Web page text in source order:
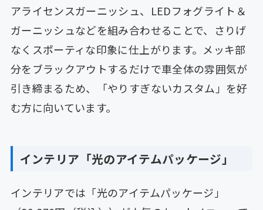
アライセンスガーニッシュ、LEDフォグライト＆
ガーニッシュなどを組み合わせることで、さりげ
なくスポーティな印象に仕上がります。メッキ部
分をブラックアウトするだけで車全体の雰囲気が
引き締まるため、「やりすぎないカスタム」を好
む方に向いています。
インテリア「光のアイテムパッケージ」
インテリアでは「光のアイテムパッケージ」